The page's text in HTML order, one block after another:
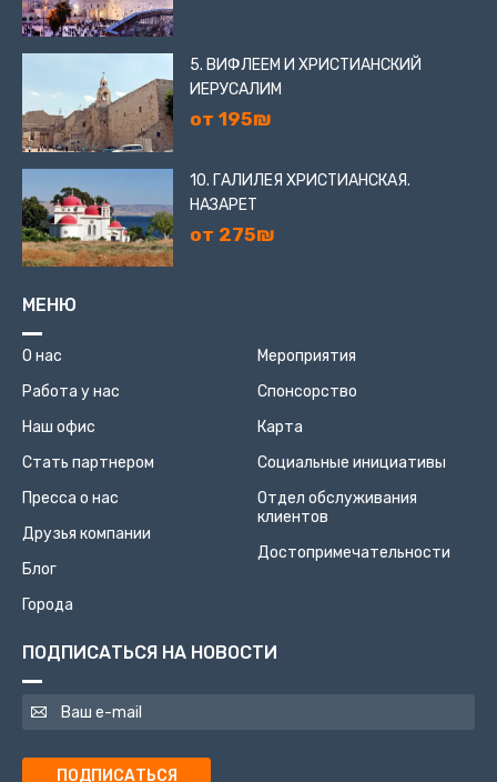
5. ВИФЛЕЕМ И ХРИСТИАНСКИЙ
ИЕРУСАЛИМ
от 195₪
10. ГАЛИЛЕЯ ХРИСТИАНСКАЯ.
НАЗАРЕТ
от 275₪
МЕНЮ
О нас
Работа у нас
Наш офис
Стать партнером
Пресса о нас
Друзья компании
Блог
Города
Мероприятия
Спонсорство
Карта
Социальные инициативы
Отдел обслуживания
клиентов
Достопримечательности
ПОДПИСАТЬСЯ НА НОВОСТИ
ПОДПИСАТЬСЯ